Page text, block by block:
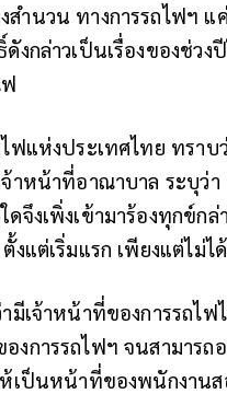
สำนวน ทางการรถไฟฯ
ดังกล่าวเป็นเรื่องของช่
ไฟแห่งประเทศไทย ทรา
าหน้าที่อาณาบาล ระบุว่
จึงเพิ่งเข้ามาร้องทุกข์ก
งแต่เริ่มแรก เพียงแต่ไม่
มีเจ้าหน้าที่ของการรถไ
งการรถไฟฯ จนสามาร
เป็นหน้าที่ของพนักงาน